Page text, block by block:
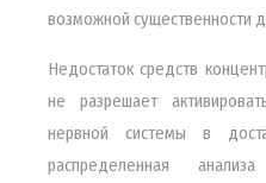
возможной существенности
Недостаток средств
не разрешает
нервной системы в
распределенная